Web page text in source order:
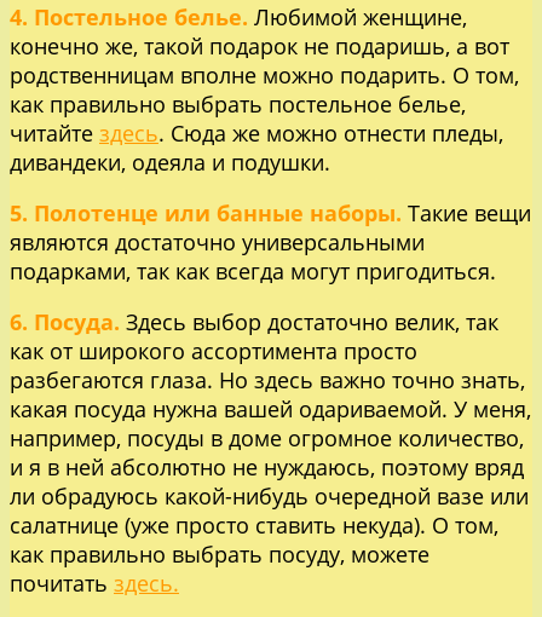
4. Постельное белье. Любимой женщине,
конечно же, такой подарок не подаришь, а вот
родственницам вполне можно подарить. О том,
как правильно выбрать постельное белье,
читайте здесь. Сюда же можно отнести пледы,
дивандеки, одеяла и подушки.
5. Полотенце или банные наборы. Такие вещи
являются достаточно универсальными
подарками, так как всегда могут пригодиться.
6. Посуда. Здесь выбор достаточно велик, так
как от широкого ассортимента просто
разбегаются глаза. Но здесь важно точно знать,
какая посуда нужна вашей одариваемой. У меня,
например, посуды в доме огромное количество,
и я в ней абсолютно не нуждаюсь, поэтому вряд
ли обрадуюсь какой-нибудь очередной вазе или
салатнице (уже просто ставить некуда). О том,
как правильно выбрать посуду, можете
почитать здесь.